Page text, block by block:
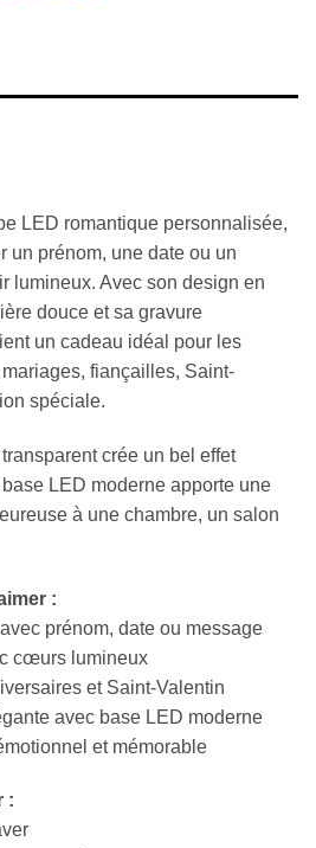
LED romantique personnalisée,
un prénom, une date ou un
lumineux. Avec son design en
douce et sa gravure
un cadeau idéal pour les
fiançailles, Saint-
spéciale.
crée un bel effet
LED moderne apporte une
à une chambre, un salon
:
prénom, date ou message
cœurs lumineux
et Saint-Valentin
avec base LED moderne
et mémorable
: